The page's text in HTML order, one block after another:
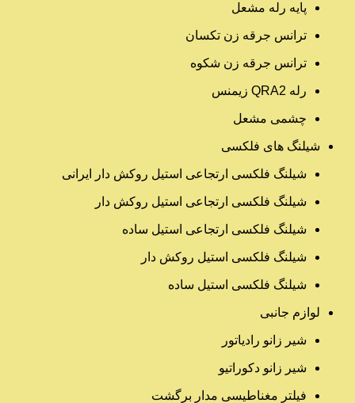
پایه رله مشعل
ترانس جرقه زن تکسان
ترانس جرقه زن شکوه
رله QRA2 زیمنس
چشمی مشعل
شیلنگ های فلکسی
شیلنگ فلکسی ارتجاعی استیل روکش دار ایرانی
شیلنگ فلکسی ارتجاعی استیل روکش دار
شیلنگ فلکسی ارتجاعی استیل ساده
شیلنگ فلکسی استیل روکش دار
شیلنگ فلکسی استیل ساده
لوازم جانبی
شیر زانو رادیاتور
شیر زانو دکوراتیو
فیلتر مغناطیسی مدار برگشت